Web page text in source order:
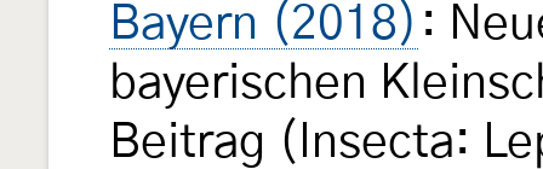
Bayern (2018) :
bayerischen
Beitrag (Insecta: